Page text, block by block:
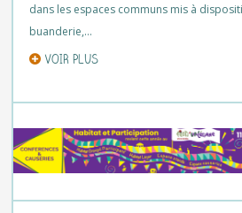
dans les espaces communs mis à
buanderie,…
VOIR PLUS